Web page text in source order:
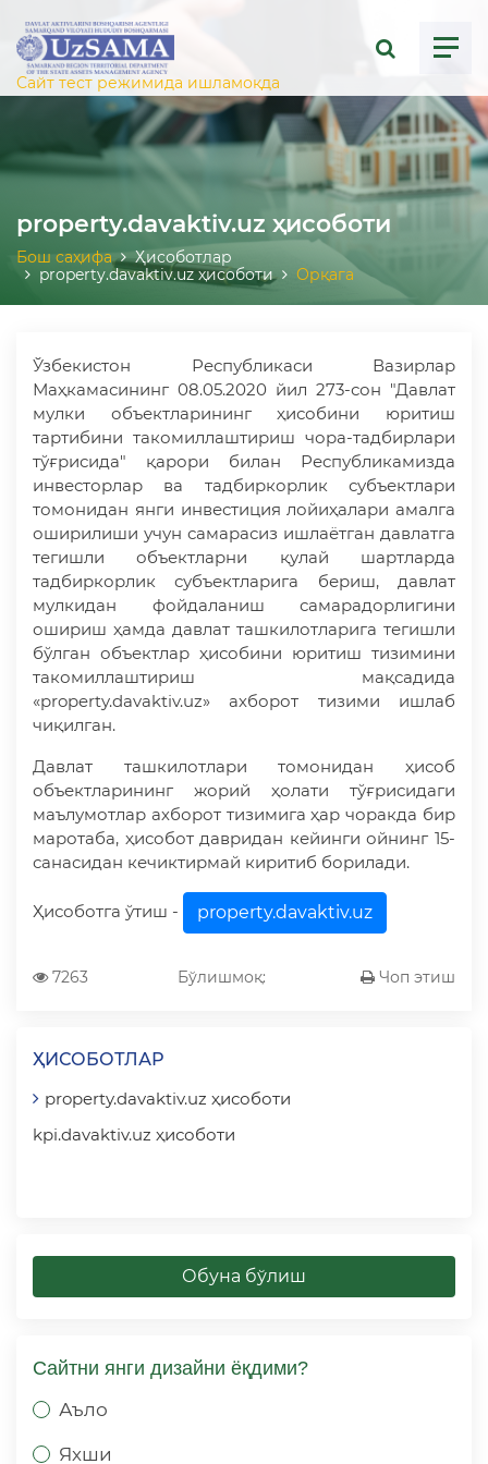
menu
Сайт тест режимида ишламоқда
property.davaktiv.uz ҳисоботи
Бош саҳифа
Ҳисоботлар
property.davaktiv.uz ҳисоботи
Орқага
Ўзбекистон Республикаси Вазирлар
Маҳкамасининг 08.05.2020 йил 273-сон "Давлат
мулки объектларининг ҳисобини юритиш
тартибини такомиллаштириш чора-тадбирлари
тўғрисида" қарори билан Республикамизда
инвесторлар ва тадбиркорлик субъектлари
томонидан янги инвестиция лойиҳалари амалга
оширилиши учун самарасиз ишлаётган давлатга
тегишли объектларни қулай шартларда
тадбиркорлик субъектларига бериш, давлат
мулкидан фойдаланиш самарадорлигини
ошириш ҳамда давлат ташкилотларига тегишли
бўлган объектлар ҳисобини юритиш тизимини
такомиллаштириш мақсадида
«property.davaktiv.uz» ахборот тизими ишлаб
чиқилган.
Давлат ташкилотлари томонидан ҳисоб
объектларининг жорий ҳолати тўғрисидаги
маълумотлар ахборот тизимига ҳар чоракда бир
маротаба, ҳисобот давридан кейинги ойнинг 15-
санасидан кечиктирмай киритиб борилади.
Ҳисоботга ўтиш - property.davaktiv.uz
7263 Бўлишмоқ: Чоп этиш
ҲИСОБОТЛАР
property.davaktiv.uz ҳисоботи
kpi.davaktiv.uz ҳисоботи
Обуна бўлиш
Сайтни янги дизайни ёқдими?
Аъло
Яхши